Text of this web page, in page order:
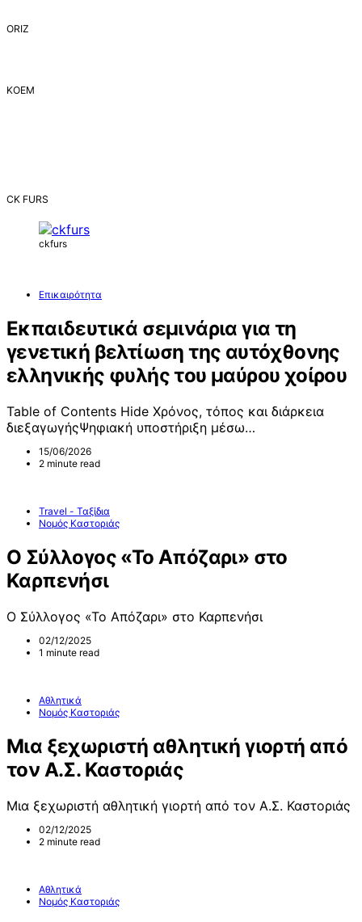
ORIZ
ΚΟΕΜ
CK FURS
ckfurs
Επικαιρότητα
Εκπαιδευτικά σεμινάρια για τη
γενετική βελτίωση της αυτόχθονης
ελληνικής φυλής του μαύρου χοίρου
Table of Contents Hide Χρόνος, τόπος και διάρκεια
διεξαγωγήςΨηφιακή υποστήριξη μέσω…
15/06/2026
2 minute read
Travel - Ταξίδια
Νομός Καστοριάς
Ο Σύλλογος «Το Απόζαρι» στο
Καρπενήσι
Ο Σύλλογος «Το Απόζαρι» στο Καρπενήσι
02/12/2025
1 minute read
Αθλητικά
Νομός Καστοριάς
Μια ξεχωριστή αθλητική γιορτή από
τον Α.Σ. Καστοριάς
Μια ξεχωριστή αθλητική γιορτή από τον Α.Σ. Καστοριάς
02/12/2025
2 minute read
Αθλητικά
Νομός Καστοριάς